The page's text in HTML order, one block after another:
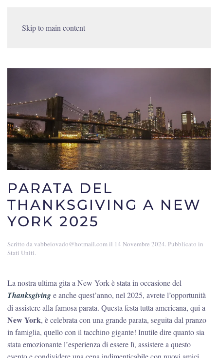
Skip to main content
PARATA DEL
THANKSGIVING A NEW
YORK 2025
Scritto davabbeiovado@hotmail.com il 14 Novembre 2024. Pubblicato in
Stati Uniti.
La nostra ultima gita a New York è stata in occasione del
Thanksgivinge anche quest’anno, nel 2025, avrete l’opportunità
di assistere alla famosa parata. Questa festa tutta americana, qui a
New York, è celebrata con una grande parata, seguita dal pranzo
in famiglia, quello con il tacchino gigante! Inutile dire quanto sia
stata emozionante l’esperienza di essere lì, assistere a questo